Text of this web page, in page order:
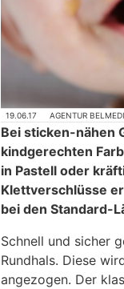
19.06.17 AGENTUR
Bei sticken-nähen
kindgerechten
in Pastell oder
Klettverschlüsse
bei den Standard-
Schnell und sicher
Rundhals. Diese
angezogen. Der